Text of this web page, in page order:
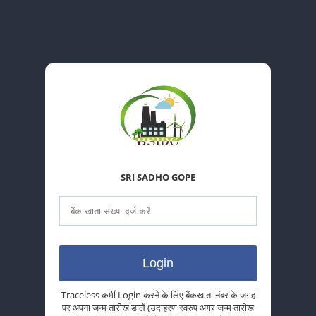
SRI SADHO GOPE
Traceless कर्मी Login करने के लिए बैंकखाता नंबर के जगह
पर अपना जन्म तारीख डालें (उदाहरण स्वरुप अगर जन्म तारीख